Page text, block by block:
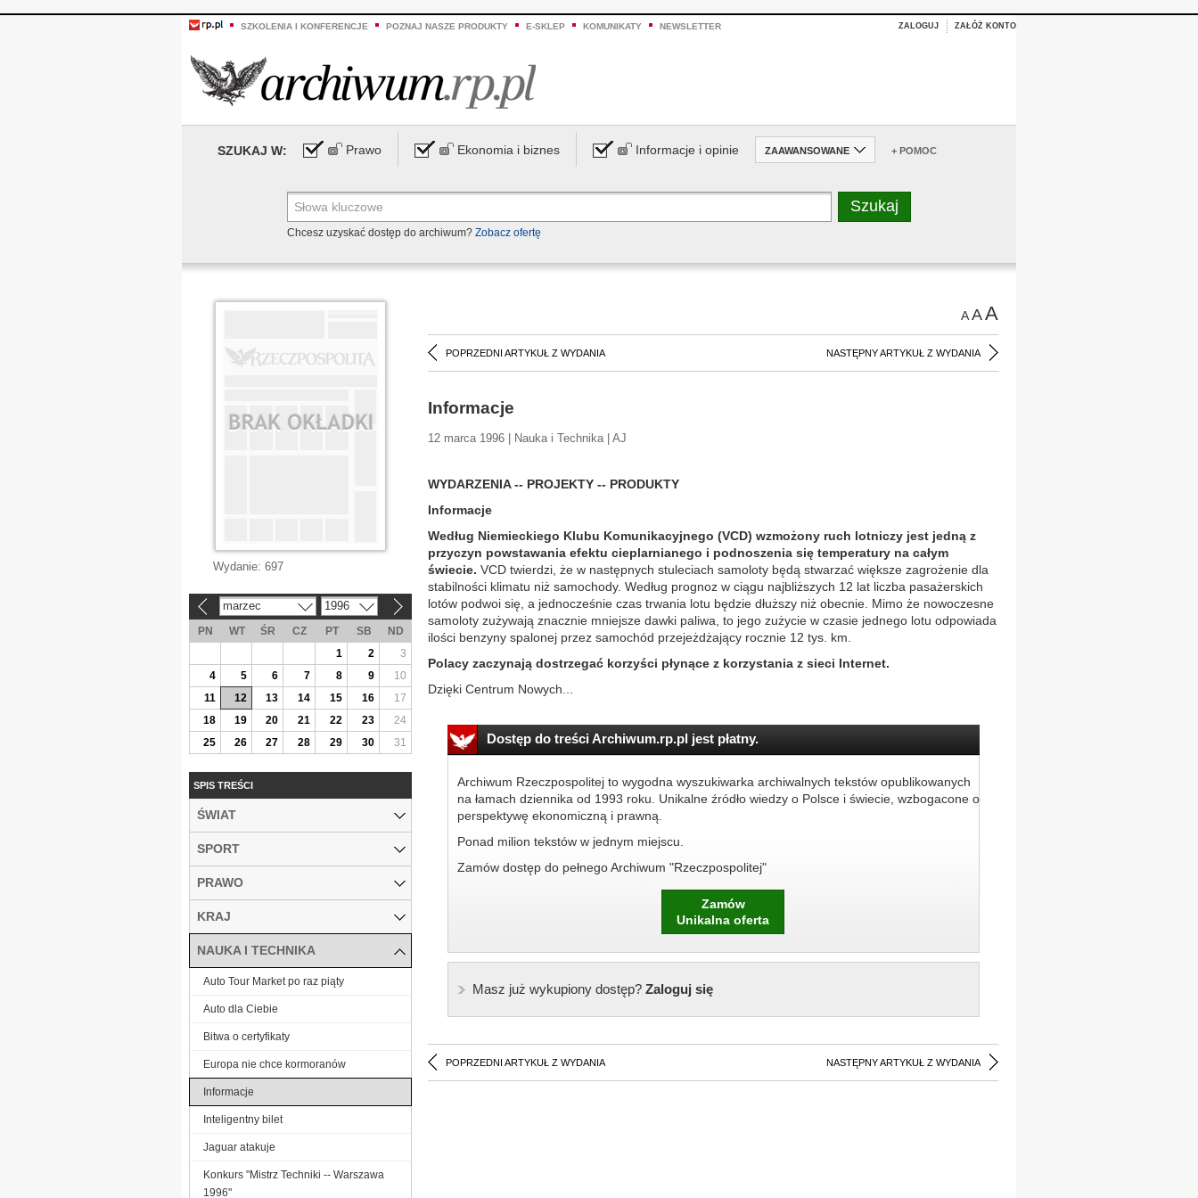
SZKOLENIA I KONFERENCJE POZNAJ NASZE PRODUKTY E-SKLEP KOMUNIKATY NEWSLETTER ZALOGUJ ZAŁÓŻ KONTO
SZUKAJ W: Prawo Ekonomia i biznes Informacje i opinie ZAAWANSOWANE + POMOC
Chcesz uzyskać dostęp do archiwum? Zobacz ofertę
AAA
POPRZEDNI ARTYKUŁ Z WYDANIA NASTĘPNY ARTYKUŁ Z WYDANIA
Informacje
12 marca 1996 | Nauka i Technika | AJ
WYDARZENIA -- PROJEKTY -- PRODUKTY
Informacje
Według Niemieckiego Klubu Komunikacyjnego (VCD) wzmożony ruch lotniczy jest jedną z
przyczyn powstawania efektu cieplarnianego i podnoszenia się temperatury na całym
świecie. VCD twierdzi, że w następnych stuleciach samoloty będą stwarzać większe zagrożenie dla
stabilności klimatu niż samochody. Według prognoz w ciągu najbliższych 12 lat liczba pasażerskich
lotów podwoi się, a jednocześnie czas trwania lotu będzie dłuższy niż obecnie. Mimo że nowoczesne
samoloty zużywają znacznie mniejsze dawki paliwa, to jego zużycie w czasie jednego lotu odpowiada
ilości benzyny spalonej przez samochód przejeżdżający rocznie 12 tys. km.
Polacy zaczynają dostrzegać korzyści płynące z korzystania z sieci Internet.
Dzięki Centrum Nowych...
Dostęp do treści Archiwum.rp.pl jest płatny.
Archiwum Rzeczpospolitej to wygodna wyszukiwarka archiwalnych tekstów opublikowanych
na łamach dziennika od 1993 roku. Unikalne źródło wiedzy o Polsce i świecie, wzbogacone o
perspektywę ekonomiczną i prawną.
Ponad milion tekstów w jednym miejscu.
Zamów dostęp do pełnego Archiwum "Rzeczpospolitej"
Zamów
Unikalna oferta
Masz już wykupiony dostęp?Zaloguj się
POPRZEDNI ARTYKUŁ Z WYDANIA NASTĘPNY ARTYKUŁ Z WYDANIA
Wydanie: 697
marzec 1996
PN WT ŚR CZ PT SB
ND
1
2
3
4
5 6 7 8 9
10
11
12 13 14 15 16
17
18
19 20 21 22 23
24
25
26 27 28 29 30 31
SPIS TREŚCI
ŚWIAT
SPORT
PRAWO
KRAJ
NAUKA I TECHNIKA
Auto Tour Market po raz piąty
Auto dla Ciebie
Bitwa o certyfikaty
Europa nie chce kormoranów
Informacje
Inteligentny bilet
Jaguar atakuje
Konkurs "Mistrz Techniki -- Warszawa
1996"